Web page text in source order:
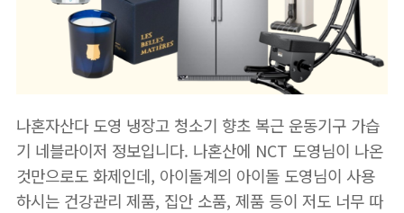
나혼자산다 도영 냉장고 청소기 향초 복근 운동기구 가습
기 네블라이저 정보입니다. 나혼산에 NCT 도영님이 나온
것만으로도 화제인데, 아이돌계의 아이돌 도영님이 사용
하시는 건강관리 제품, 집안 소품, 제품 등이 저도 너무 따